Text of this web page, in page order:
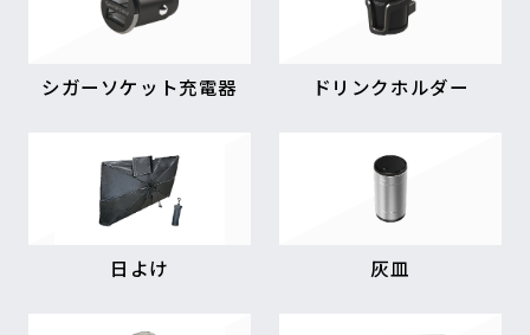
シガーソケット充電器 ドリンクホルダー
日よけ 灰皿